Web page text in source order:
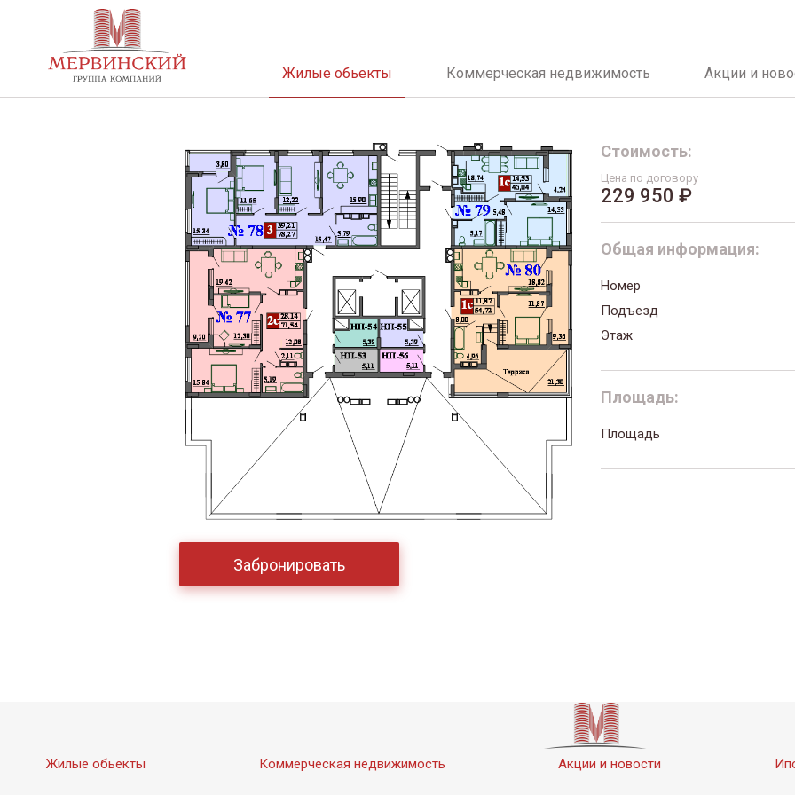
Жилые обьекты Коммерческая недвижимость Акции и
Забронировать
Стоимость:
Цена по договору
229 950 ₽
Общая информация:
Номер
Подъезд
Этаж
Площадь:
Площадь
Жилые обьекты Коммерческая недвижимость Акции и новости